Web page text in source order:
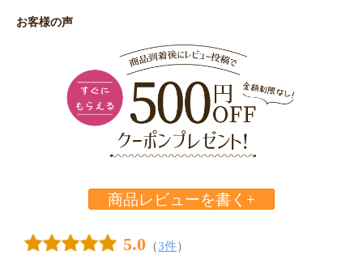
お客様の声
商品レビューを書く+
5.0 （3件）